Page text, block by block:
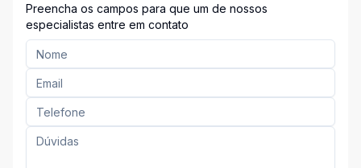
Preencha os campos para que um de nossos
especialistas entre em contato